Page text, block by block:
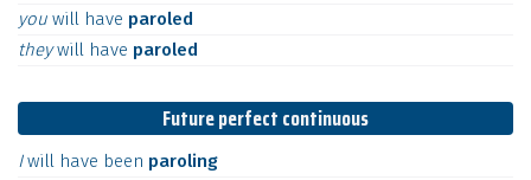
you will have paroled
theywill have paroled
Future perfect continuous
Iwill have been paroling